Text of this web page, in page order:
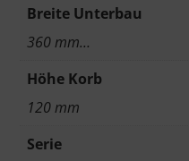
Breite Unterbau
360 mm…
Höhe Korb
120 mm
Serie